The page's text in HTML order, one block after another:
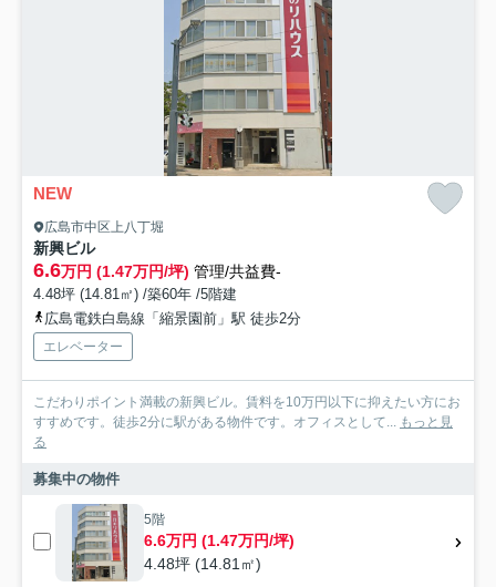
NEW
広島市中区上八丁堀
新興ビル
6.6万円 (1.47万円/坪) 管理/共益費-
4.48坪 (14.81㎡) /築60年 /5階建
広島電鉄白島線「縮景園前」駅 徒歩2分
エレベーター
こだわりポイント満載の新興ビル。賃料を10万円以下に抑えたい方にお
すすめです。徒歩2分に駅がある物件です。オフィスとして... もっと見
る
募集中の物件
5階
6.6万円 (1.47万円/坪)
4.48坪 (14.81㎡)